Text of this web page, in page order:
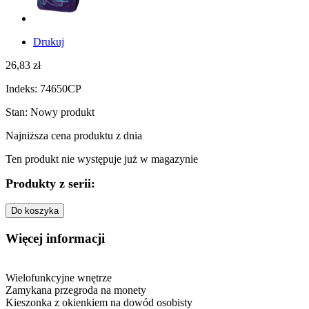
Drukuj
26,83 zł
Indeks: 74650CP
Stan: Nowy produkt
Najniższa cena produktu z dnia
Ten produkt nie występuje już w magazynie
Produkty z serii:
Do koszyka
Więcej informacji
Wielofunkcyjne wnętrze
Zamykana przegroda na monety
Kieszonka z okienkiem na dowód osobisty